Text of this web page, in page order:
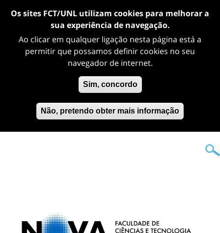
Os sites FCT/UNL utilizam cookies para melhorar a
sua experiência de navegação.
Ao clicar em qualquer ligação nesta página está a
permitir que possamos definir cookies no seu
navegador de internet.
Sim, concordo
Não, pretendo obter mais informação